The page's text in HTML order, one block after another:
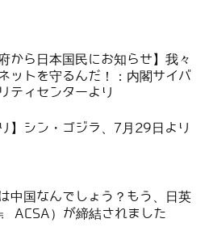
から日本国民にお知らせ】我々
ットを守るんだ！：内閣サイバ
ティセンターより
】シン・ゴジラ、7月29日より
中国なんでしょう？もう、日英
ACSA）が締結されました